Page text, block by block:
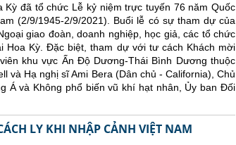
đã tổ chức Lễ kỷ niệm trực tuyến 76 năm Quốc
(2/9/1945-2/9/2021). Buổi lễ có sự tham dự của
giao đoàn, doanh nghiệp, học giả, các tổ chức
Hoa Kỳ. Đặc biệt, tham dự với tư cách Khách mời
khu vực Ấn Độ Dương-Thái Bình Dương thuộc
và Hạ nghị sĩ Ami Bera (Dân chủ - California), Chủ
Á và Không phổ biến vũ khí hạt nhân, Ủy ban Đối
LY KHI NHẬP CẢNH VIỆT NAM